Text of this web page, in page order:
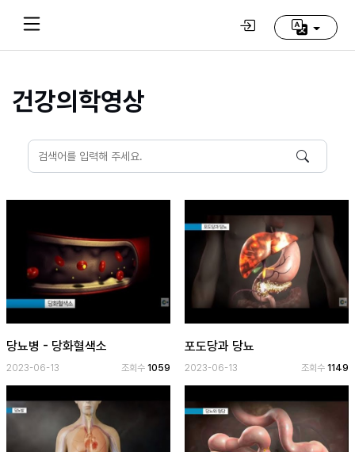
(current)
동
신
학
추
천
영
상
공
개
건강의학영상
당뇨병 - 당화혈색소
2023-06-13 조회수1059
포도당과 당뇨
2023-06-13 조회수 1149